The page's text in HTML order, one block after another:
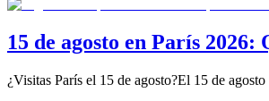
15 de agosto en París
¿Visitas París el 15 de agosto?El 15 de